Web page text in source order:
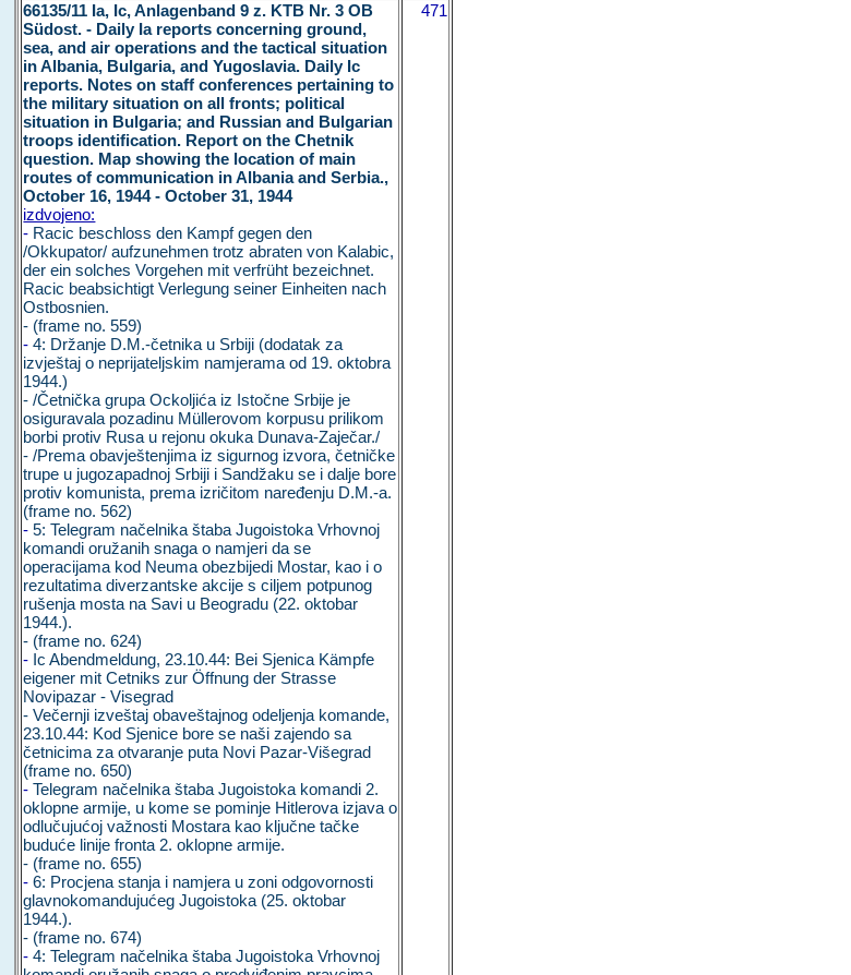
66135/11 Ia, Ic, Anlagenband 9 z. KTB Nr. 3 OB
Südost. - Daily Ia reports concerning ground,
sea, and air operations and the tactical situation
in Albania, Bulgaria, and Yugoslavia. Daily Ic
reports. Notes on staff conferences pertaining to
the military situation on all fronts; political
situation in Bulgaria; and Russian and Bulgarian
troops identification. Report on the Chetnik
question. Map showing the location of main
routes of communication in Albania and Serbia.,
October 16, 1944 - October 31, 1944
izdvojeno:
- Racic beschloss den Kampf gegen den
/Okkupator/ aufzunehmen trotz abraten von Kalabic,
der ein solches Vorgehen mit verfrüht bezeichnet.
Racic beabsichtigt Verlegung seiner Einheiten nach
Ostbosnien.
- (frame no. 559)
-4: Držanje D.M.-četnika u Srbiji (dodatak za
izvještaj o neprijateljskim namjerama od 19. oktobra
1944.)
- /Četnička grupa Ockoljića iz Istočne Srbije je
osiguravala pozadinu Müllerovom korpusu prilikom
borbi protiv Rusa u rejonu okuka Dunava-Zaječar./
- /Prema obavještenjima iz sigurnog izvora, četničke
trupe u jugozapadnoj Srbiji i Sandžaku se i dalje bore
protiv komunista, prema izričitom naređenju D.M.-a.
(frame no. 562)
-5: Telegram načelnika štaba Jugoistoka Vrhovnoj
komandi oružanih snaga o namjeri da se
operacijama kod Neuma obezbijedi Mostar, kao i o
rezultatima diverzantske akcije s ciljem potpunog
rušenja mosta na Savi u Beogradu (22. oktobar
1944.).
- (frame no. 624)
- Ic Abendmeldung, 23.10.44: Bei Sjenica Kämpfe
eigener mit Cetniks zur Öffnung der Strasse
Novipazar - Visegrad
- Večernji izveštaj obaveštajnog odeljenja komande,
23.10.44: Kod Sjenice bore se naši zajendo sa
četnicima za otvaranje puta Novi Pazar-Višegrad
(frame no. 650)
-Telegram načelnika štaba Jugoistoka komandi 2.
oklopne armije, u kome se pominje Hitlerova izjava o
odlučujućoj važnosti Mostara kao ključne tačke
buduće linije fronta 2. oklopne armije.
- (frame no. 655)
-6: Procjena stanja i namjera u zoni odgovornosti
glavnokomandujućeg Jugoistoka (25. oktobar
1944.).
- (frame no. 674)
-4: Telegram načelnika štaba Jugoistoka Vrhovnoj
471